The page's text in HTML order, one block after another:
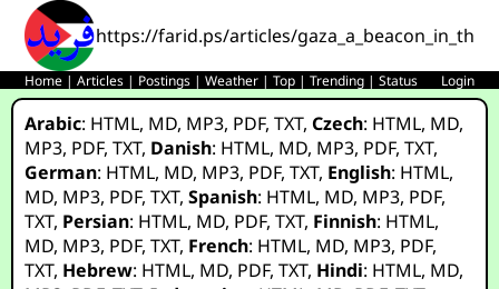
https://farid.ps/articles/
Home |Articles | Postings |Weather |Top |Trending |Status Login
Arabic: HTML, MD, MP3, PDF,TXT,Czech: HTML, MD,
MP3, PDF,TXT, Danish: HTML, MD, MP3, PDF,TXT,
German: HTML, MD, MP3, PDF,TXT, English: HTML,
MD, MP3, PDF,TXT,Spanish: HTML, MD, MP3, PDF,
TXT, Persian: HTML, MD, PDF,TXT, Finnish: HTML,
MD, MP3, PDF,TXT, French: HTML, MD, MP3, PDF,
TXT, Hebrew: HTML, MD, PDF,TXT, Hindi: HTML, MD,